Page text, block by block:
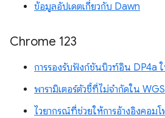
ข้อมูลอัปเดตเกี่ยวกับ Dawn
Chrome 123
การรองรับฟังก์ชันบิวท์อิน DP4a
พารามิเตอร์ตัวชี้ที่ไม่จำกัดใน
ไวยากรณ์ที่ช่วยให้การอ้างอิงคอม